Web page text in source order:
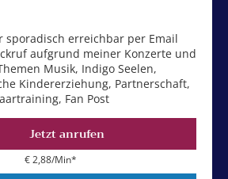
sporadisch erreichbar per Email
aufgrund meiner Konzerte und
Musik, Indigo Seelen,
Kindererziehung, Partnerschaft,
Fan Post
Jetzt anrufen
€ 2,88/Min*